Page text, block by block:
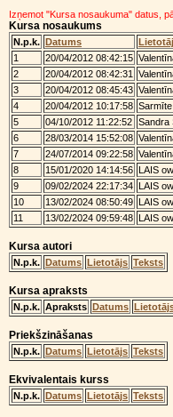
Izņemot "Kursa nosaukuma" datus,
Kursa nosaukums
N.p.k. Datums
1
20/04/2012 08:42:15
2
20/04/2012 08:42:31
3
20/04/2012 08:45:43
4
20/04/2012 10:17:58
5
04/10/2012 11:22:52 Sandra
6
28/03/2014 15:52:08
7
24/07/2014 09:22:58
8
15/01/2020 14:14:56 LAIS
9
09/02/2024 22:17:34 LAIS
10
13/02/2024 08:50:49 LAIS
11
13/02/2024 09:59:48 LAIS
Kursa autori
N.p.k. Datums Lietotājs Teksts
Kursa apraksts
N.p.k. Apraksts Datums
Priekšzināšanas
N.p.k. Datums Lietotājs Teksts
Ekvivalentais kurss
N.p.k. Datums Lietotājs Teksts